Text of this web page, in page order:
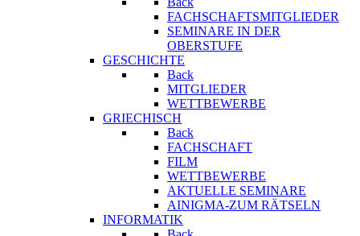
FACHSCHAFTSMITGLIEDER
SEMINARE IN DER
OBERSTUFE
GESCHICHTE
Back
MITGLIEDER
WETTBEWERBE
GRIECHISCH
Back
FACHSCHAFT
FILM
WETTBEWERBE
AKTUELLE SEMINARE
AINIGMA-ZUM RÄTSELN
INFORMATIK